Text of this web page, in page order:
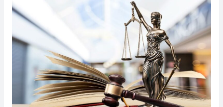
Tescilli
Markanız
İptal
Olabilir